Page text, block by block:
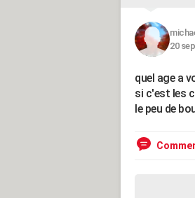
20
quel age a
si c'est les
le peu de